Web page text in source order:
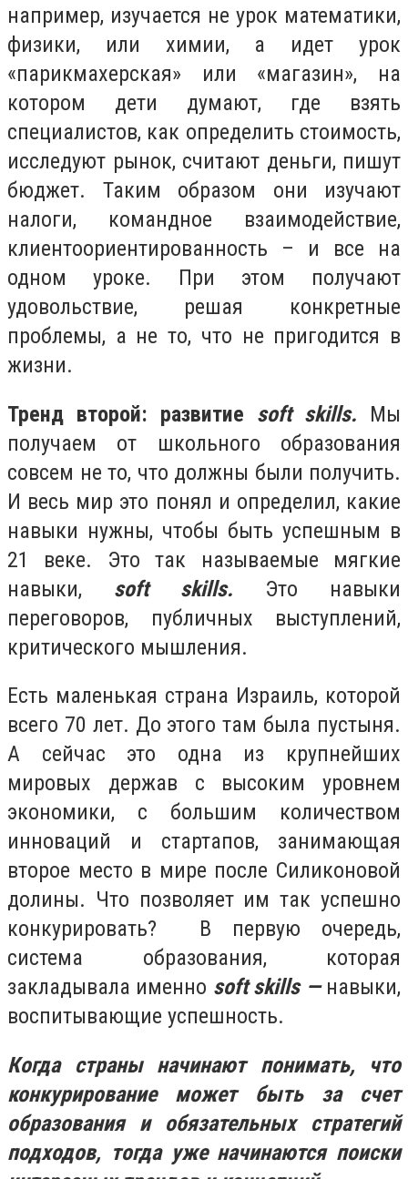
например, изучается не урок математики,
физики, или химии, а идет урок
«парикмахерская» или «магазин», на
котором дети думают, где взять
специалистов, как определить стоимость,
исследуют рынок, считают деньги, пишут
бюджет. Таким образом они изучают
налоги, командное взаимодействие,
клиентоориентированность – и все на
одном уроке. При этом получают
удовольствие, решая конкретные
проблемы, а не то, что не пригодится в
жизни.
Тренд второй: развитие soft skills. Мы
получаем от школьного образования
совсем не то, что должны были получить.
И весь мир это понял и определил, какие
навыки нужны, чтобы быть успешным в
21 веке. Это так называемые мягкие
навыки, soft skills. Это навыки
переговоров, публичных выступлений,
критического мышления.
Есть маленькая страна Израиль, которой
всего 70 лет. До этого там была пустыня.
А сейчас это одна из крупнейших
мировых держав с высоким уровнем
экономики, с большим количеством
инноваций и стартапов, занимающая
второе место в мире после Силиконовой
долины. Что позволяет им так успешно
конкурировать? В первую очередь,
система образования, которая
закладывала именно soft skills — навыки,
воспитывающие успешность.
Когда страны начинают понимать, что
конкурирование может быть за счет
образования и обязательных стратегий
подходов, тогда уже начинаются поиски